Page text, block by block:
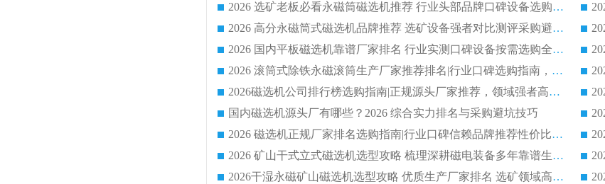
2026 选矿老板必看永磁筒磁选机推荐 行业头部品牌口碑设备选购全攻略
2026 高分永磁筒式磁选机品牌推荐 选矿设备强者对比测评采购避坑全攻略
2026 国内平板磁选机靠谱厂家排名 行业实测口碑设备按需选购全指南
2026 滚筒式除铁永磁滚筒生产厂家推荐排名|行业口碑选购指南，领域强者源头厂商精选
2026磁选机公司排行榜选购指南|正规源头厂家推荐，领域强者高性价比靠谱信赖品牌
国内磁选机源头厂有哪些？2026 综合实力排名与采购避坑技巧
2026 磁选机正规厂家排名选购指南|行业口碑信赖品牌推荐性价比高靠谱磁电企业
2026 矿山干式立式磁选机选型攻略 梳理深耕磁电装备多年靠谱生产厂商
2026干湿永磁矿山磁选机选型攻略 优质生产厂家排名 选矿领域高口碑品牌推荐指南